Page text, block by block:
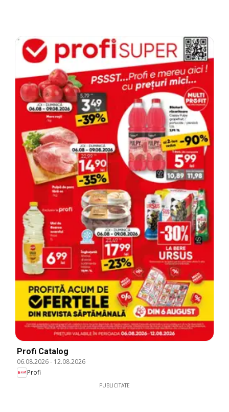
Profi Catalog
06.08.2026- 12.08.2026
Profi
PUBLICITATE